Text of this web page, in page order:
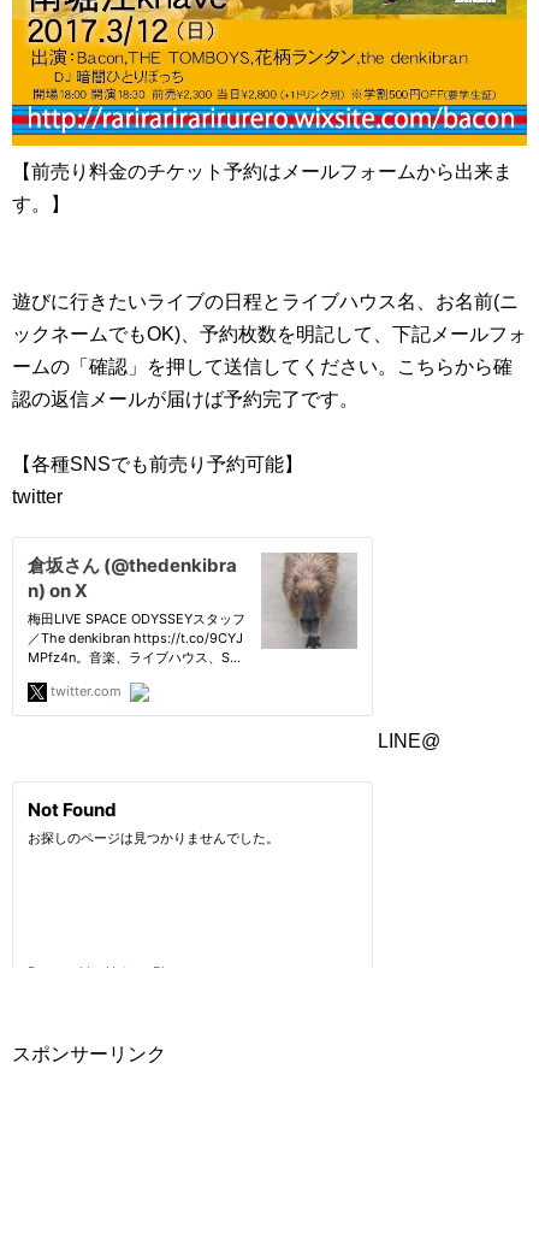
【前売り料金のチケット予約はメールフォームから出来ま
す。】
遊びに行きたいライブの日程とライブハウス名、お名前(ニ
ックネームでもOK)、予約枚数を明記して、下記メールフォ
ームの「確認」を押して送信してください。こちらから確
認の返信メールが届けば予約完了です。
【各種SNSでも前売り予約可能】
twitter
LINE@
スポンサーリンク